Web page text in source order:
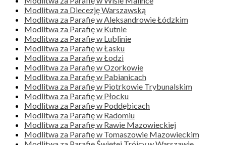
Modlitwa za Diecezję Warszawską
Modlitwa za Parafię w Aleksandrowie Łódzkim
Modlitwa za Parafię w Kutnie
Modlitwa za Parafię w Lublinie
Modlitwa za Parafię w Łasku
Modlitwa za Parafię w Łodzi
Modlitwa za Parafię w Ozorkowie
Modlitwa za Parafię w Pabianicach
Modlitwa za Parafię w Piotrkowie Trybunalskim
Modlitwa za Parafię w Płocku
Modlitwa za Parafię w Poddębicach
Modlitwa za Parafię w Radomiu
Modlitwa za Parafię w Rawie Mazowieckiej
Modlitwa za Parafię w Tomaszowie Mazowieckim